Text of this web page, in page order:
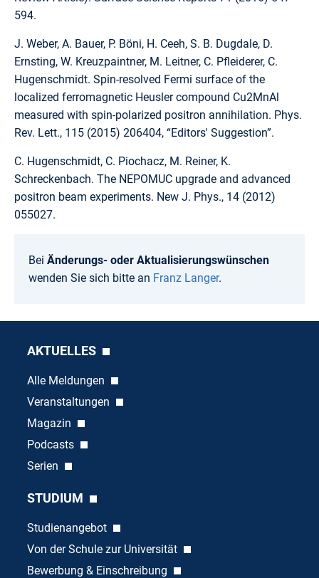
594.
J. Weber, A. Bauer, P. Böni, H. Ceeh, S. B. Dugdale, D.
Ernsting, W. Kreuzpaintner, M. Leitner, C. Pfleiderer, C.
Hugenschmidt. Spin-resolved Fermi surface of the
localized ferromagnetic Heusler compound Cu2MnAl
measured with spin-polarized positron annihilation. Phys.
Rev. Lett., 115 (2015) 206404, “Editors' Suggestion”.
C. Hugenschmidt, C. Piochacz, M. Reiner, K.
Schreckenbach. The NEPOMUC upgrade and advanced
positron beam experiments. New J. Phys., 14 (2012)
055027.
Bei Änderungs- oder Aktualisierungswünschen
wenden Sie sich bitte an Franz Langer.
AKTUELLES
Alle Meldungen
Veranstaltungen
Magazin
Podcasts
Serien
STUDIUM
Studienangebot
Von der Schule zur Universität
Bewerbung & Einschreibung